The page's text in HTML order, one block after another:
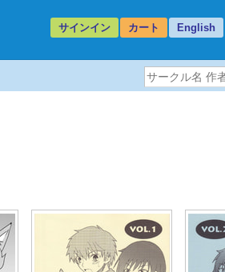
サインイン カート English